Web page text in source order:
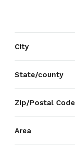
City
State/county
Zip/Postal Code
Area